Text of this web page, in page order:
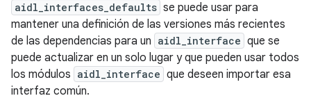
aidl_interfaces_defaults se puede usar para
mantener una definición de las versiones más recientes
de las dependencias para un aidl_interface que se
puede actualizar en un solo lugar y que pueden usar todos
los módulos aidl_interface que deseen importar esa
interfaz común.